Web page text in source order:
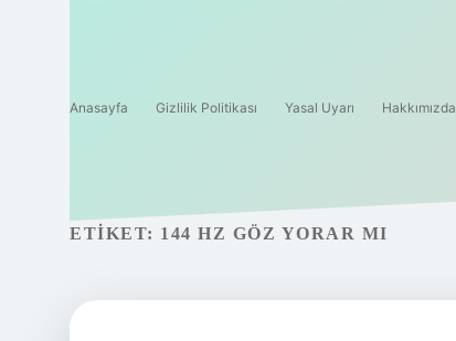
Anasayfa Gizlilik Politikası Yasal Uyarı Hakkımızda
ETIKET: 144 HZ GÖZ YORAR MI